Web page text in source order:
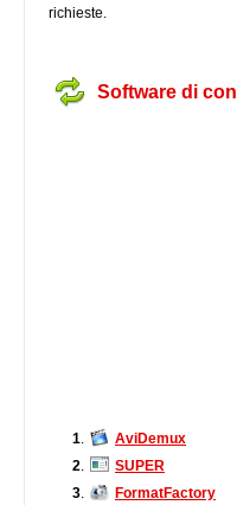
richieste.
Software di
1
AviDemux
2
SUPER
3
FormatFactory